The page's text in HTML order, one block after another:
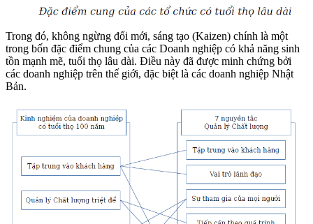
Trong đó, không ngừng đổi mới, sáng tạo (Kaizen) chính là một
trong bốn đặc điểm chung của các Doanh nghiệp có khả năng sinh
tồn mạnh mẽ, tuổi thọ lâu dài. Điều này đã được minh chứng bởi
các doanh nghiệp trên thế giới, đặc biệt là các doanh nghiệp Nhật
Bản.